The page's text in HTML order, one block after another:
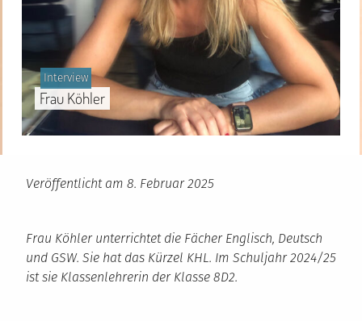
Gepostet
in
Interview
Frau Köhler
Veröffentlicht am 8. Februar 2025
Frau Köhler unterrichtet die Fächer Englisch, Deutsch
und GSW. Sie hat das Kürzel KHL. Im Schuljahr 2024/25
ist sie Klassenlehrerin der Klasse 8D2.